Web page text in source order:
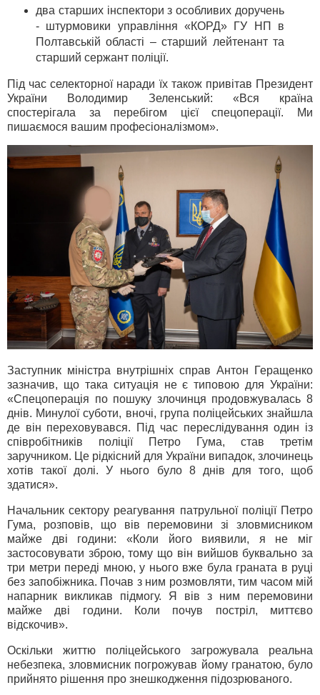
два старших інспектори з особливих доручень
- штурмовики управління «КОРД» ГУ НП в
Полтавській області – старший лейтенант та
старший сержант поліції.
Під час селекторної наради їх також привітав Президент
України Володимир Зеленський: «Вся країна
спостерігала за перебігом цієї спецоперації. Ми
пишаємося вашим професіоналізмом».
Заступник міністра внутрішніх справ Антон Геращенко
зазначив, що така ситуація не є типовою для України:
«Спецоперація по пошуку злочинця продовжувалась 8
днів. Минулої суботи, вночі, група поліцейських знайшла
де він переховувався. Під час переслідування один із
співробітників поліції Петро Гума, став третім
заручником. Це рідкісний для України випадок, злочинець
хотів такої долі. У нього було 8 днів для того, щоб
здатися».
Начальник сектору реагування патрульної поліції Петро
Гума, розповів, що вів перемовини зі зловмисником
майже дві години: «Коли його виявили, я не міг
застосовувати зброю, тому що він вийшов буквально за
три метри переді мною, у нього вже була граната в руці
без запобіжника. Почав з ним розмовляти, тим часом мій
напарник викликав підмогу. Я вів з ним перемовини
майже дві години. Коли почув постріл, миттєво
відскочив».
Оскільки життю поліцейського загрожувала реальна
небезпека, зловмисник погрожував йому гранатою, було
прийнято рішення про знешкодження підозрюваного.